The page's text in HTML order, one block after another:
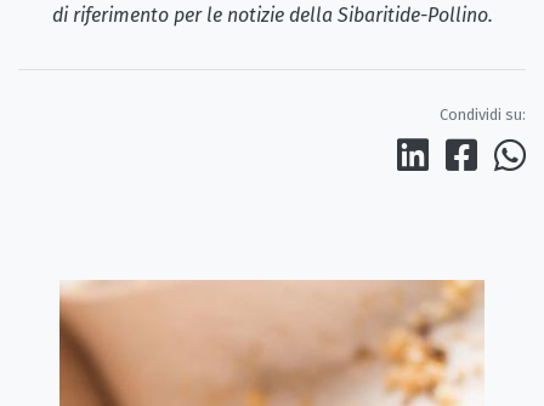
di riferimento per le notizie della Sibaritide-Pollino.
Condividi su: